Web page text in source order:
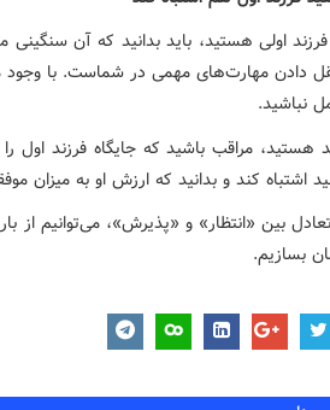
اولی هستید، باید بدانید که آن
دادن مهارت‌های مهمی در شماست. با وجود
نباشید.
هستید، مراقب باشید که جایگاه فرزند اول
اشتباه کند و بدانید که ارزش او به
تعادل بین «انتظار» و «پذیرش»، می‌توانیم
بسازیم.